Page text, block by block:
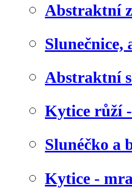
Abstraktní
Slunečnice,
Abstraktní
Kytice růží
Slunéčko a
Kytice -